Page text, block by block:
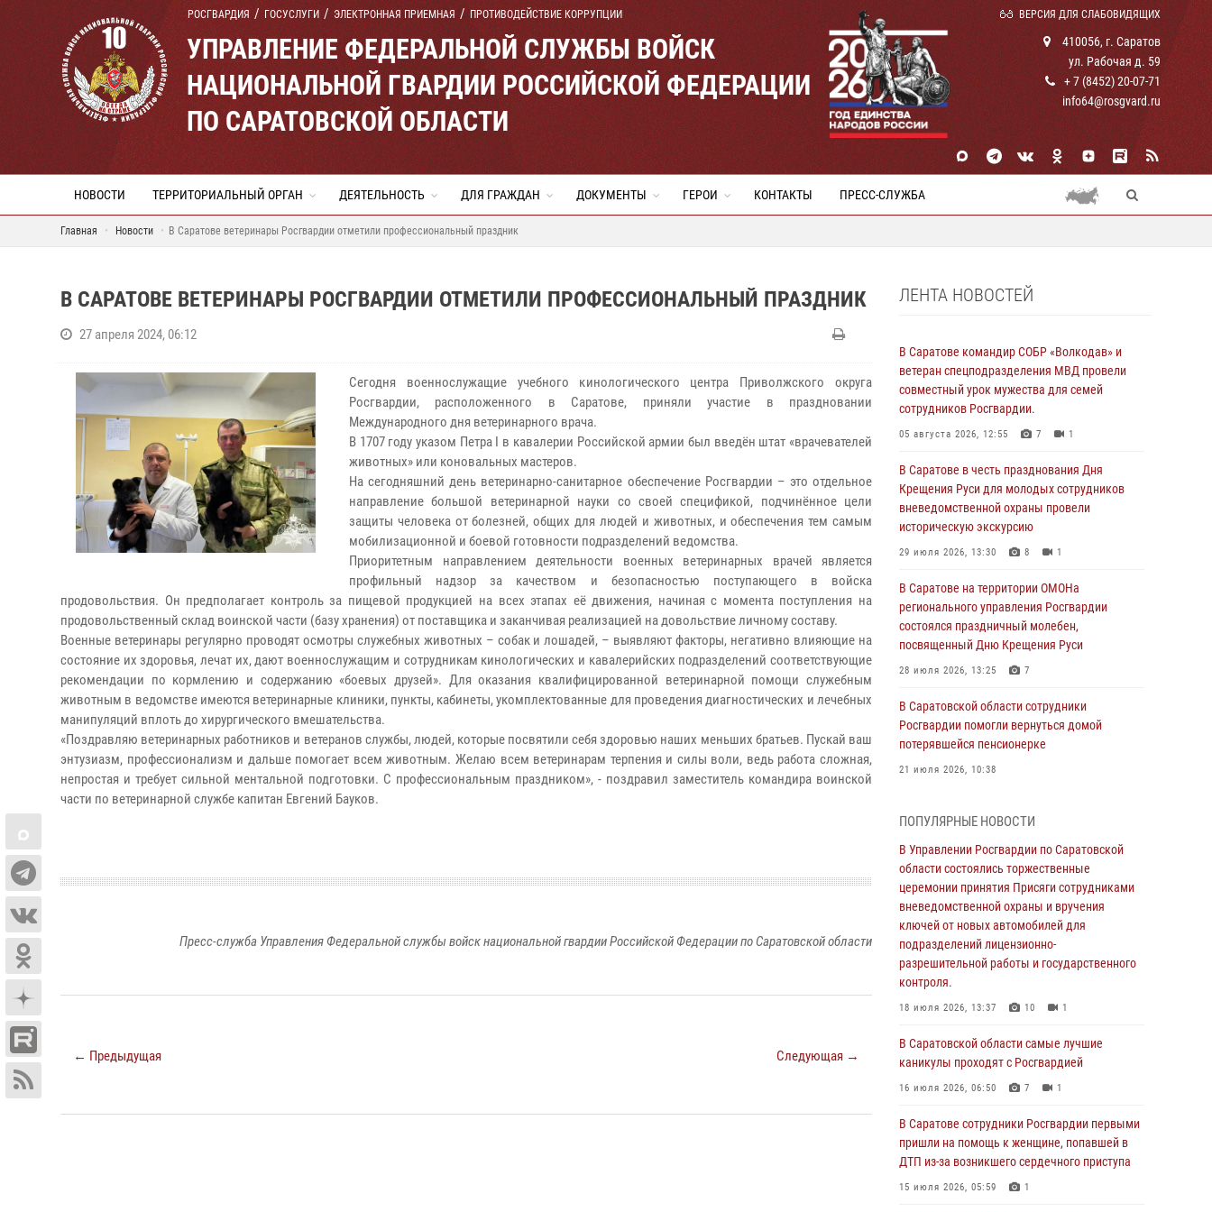
РОСГВАРДИЯ ГОСУСЛУГИ ЭЛЕКТРОННАЯ ПРИЕМНАЯ ПРОТИВОДЕЙСТВИЕ КОРРУПЦИИ ВЕРСИЯ ДЛЯ СЛАБОВИДЯЩИХ
УПРАВЛЕНИЕ ФЕДЕРАЛЬНОЙ СЛУЖБЫ ВОЙСК
НАЦИОНАЛЬНОЙ ГВАРДИИ РОССИЙСКОЙ ФЕДЕРАЦИИ
ПО САРАТОВСКОЙ ОБЛАСТИ
410056, г. Саратов
ул. Рабочая д. 59
+ 7 (8452) 20-07-71
info64@rosgvard.ru
НОВОСТИ ТЕРРИТОРИАЛЬНЫЙ ОРГАН ДЕЯТЕЛЬНОСТЬ ДЛЯ ГРАЖДАН ДОКУМЕНТЫ ГЕРОИ КОНТАКТЫ ПРЕСС-СЛУЖБА
Главная Новости В Саратове ветеринары Росгвардии отметили профессиональный праздник
В САРАТОВЕ ВЕТЕРИНАРЫ РОСГВАРДИИ ОТМЕТИЛИ ПРОФЕССИОНАЛЬНЫЙ ПРАЗДНИК
27 апреля 2024, 06:12
Сегодня военнослужащие учебного кинологического центра Приволжского округа
Росгвардии, расположенного в Саратове, приняли участие в праздновании
Международного дня ветеринарного врача.
В 1707 году указом Петра I в кавалерии Российской армии был введён штат «врачевателей
животных» или коновальных мастеров.
На сегодняшний день ветеринарно-санитарное обеспечение Росгвардии – это отдельное
направление большой ветеринарной науки со своей спецификой, подчинённое цели
защиты человека от болезней, общих для людей и животных, и обеспечения тем самым
мобилизационной и боевой готовности подразделений ведомства.
Приоритетным направлением деятельности военных ветеринарных врачей является
профильный надзор за качеством и безопасностью поступающего в войска
продовольствия. Он предполагает контроль за пищевой продукцией на всех этапах её движения, начиная с момента поступления на
продовольственный склад воинской части (базу хранения) от поставщика и заканчивая реализацией на довольствие личному составу.
Военные ветеринары регулярно проводят осмотры служебных животных – собак и лошадей, – выявляют факторы, негативно влияющие на
состояние их здоровья, лечат их, дают военнослужащим и сотрудникам кинологических и кавалерийских подразделений соответствующие
рекомендации по кормлению и содержанию «боевых друзей». Для оказания квалифицированной ветеринарной помощи служебным
животным в ведомстве имеются ветеринарные клиники, пункты, кабинеты, укомплектованные для проведения диагностических и лечебных
манипуляций вплоть до хирургического вмешательства.
«Поздравляю ветеринарных работников и ветеранов службы, людей, которые посвятили себя здоровью наших меньших братьев. Пускай ваш
энтузиазм, профессионализм и дальше помогает всем животным. Желаю всем ветеринарам терпения и силы воли, ведь работа сложная,
непростая и требует сильной ментальной подготовки. С профессиональным праздником», - поздравил заместитель командира воинской
части по ветеринарной службе капитан Евгений Бауков.
Пресс-служба Управления Федеральной службы войск национальной гвардии Российской Федерации по Саратовской области
← Предыдущая Следующая →
ЛЕНТА НОВОСТЕЙ
В Саратове командир СОБР «Волкодав» и
ветеран спецподразделения МВД провели
совместный урок мужества для семей
сотрудников Росгвардии.
05 августа 2026, 12:55 7 1
В Саратове в честь празднования Дня
Крещения Руси для молодых сотрудников
вневедомственной охраны провели
историческую экскурсию
29 июля 2026, 13:30 8 1
В Саратове на территории ОМОНа
регионального управления Росгвардии
состоялся праздничный молебен,
посвященный Дню Крещения Руси
28 июля 2026, 13:25 7
В Саратовской области сотрудники
Росгвардии помогли вернуться домой
потерявшейся пенсионерке
21 июля 2026, 10:38
области состоялись торжественные
церемонии принятия Присяги сотрудниками
вневедомственной охраны и вручения
ключей от новых автомобилей для
подразделений лицензионно-
разрешительной работы и государственного
18 июля 2026, 13:37 10 1
В Саратовской области самые лучшие
16 июля 2026, 06:50 7 1
В Саратове сотрудники Росгвардии первыми
ДТП из-за возникшего сердечного приступа
15 июля 2026, 05:59 1
В Саратове продолжается масштабная
ПОПУЛЯРНЫЕ НОВОСТИ
В Управлении Росгвардии по Саратовской
области состоялись торжественные
церемонии принятия Присяги сотрудниками
вневедомственной охраны и вручения
ключей от новых автомобилей для
подразделений лицензионно-
разрешительной работы и государственного
контроля.
18 июля 2026, 13:37 10 1
В Саратовской области самые лучшие
каникулы проходят с Росгвардией
16 июля 2026, 06:50 7 1
В Саратове сотрудники Росгвардии первыми
пришли на помощь к женщине, попавшей в
ДТП из-за возникшего сердечного приступа
15 июля 2026, 05:59 1